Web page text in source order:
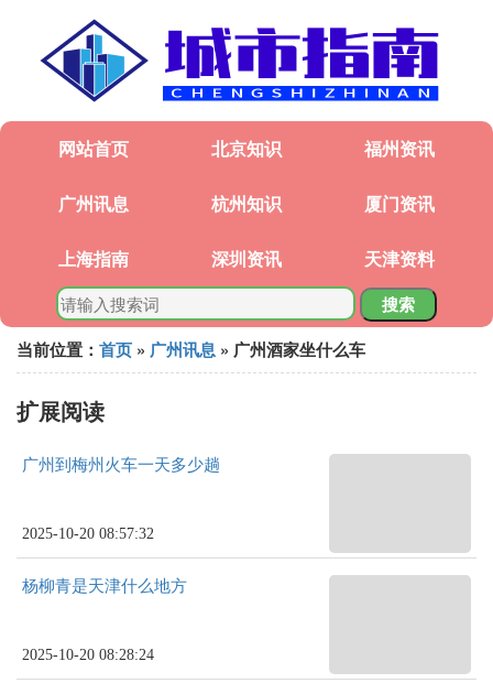
网站首页 北京知识 福州资讯
广州讯息 杭州知识 厦门资讯
上海指南 深圳资讯 天津资料
搜索
当前位置： 首页 » 广州讯息 » 广州酒家坐什么车
扩展阅读
广州到梅州火车一天多少趟
2025-10-20 08:57:32
杨柳青是天津什么地方
2025-10-20 08:28:24